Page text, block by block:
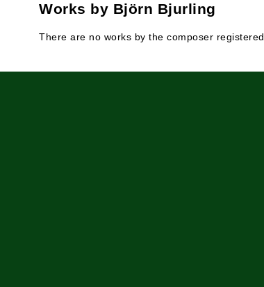
Works by Björn Bjurling
There are no works by the composer registered